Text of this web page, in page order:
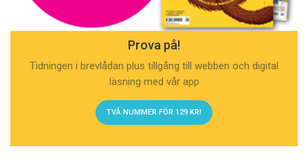
Prova på!
Tidningen i brevlådan plus tillgång till webben och digital
läsning med vår app
TVÅ NUMMER FÖR 129 KR!